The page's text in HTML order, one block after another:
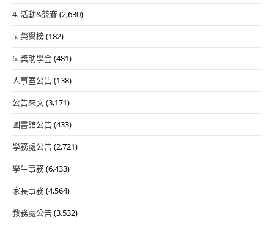
4. 活動&競賽(2,630)
5. 榮譽榜(182)
6. 獎助學金(481)
人事室公告(138)
公告來文(3,171)
圖書館公告(433)
學務處公告(2,721)
學生事務(6,433)
家長事務(4,564)
教務處公告(3,532)